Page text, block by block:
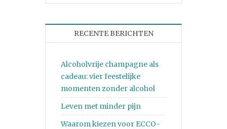
RECENTE BERICHTEN
Alcoholvrije champagne als
cadeau: vier feestelijke
momenten zonder alcohol
Leven met minder pijn
Waarom kiezen voor ECCO-